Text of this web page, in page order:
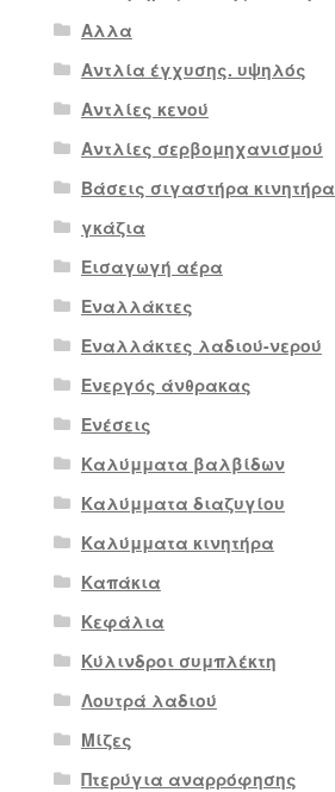
Αλλα
Αντλία έγχυσης. υψηλός
Αντλίες κενού
Αντλίες σερβομηχανισμού
Βάσεις σιγαστήρα κινητήρα
γκάζια
Εισαγωγή αέρα
Εναλλάκτες
Εναλλάκτες λαδιού-νερού
Ενεργός άνθρακας
Ενέσεις
Καλύμματα βαλβίδων
Καλύμματα διαζυγίου
Καλύμματα κινητήρα
Καπάκια
Κεφάλια
Κύλινδροι συμπλέκτη
Λουτρά λαδιού
Μίζες
Πτερύγια αναρρόφησης